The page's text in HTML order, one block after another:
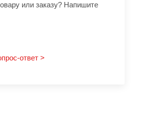
или заказу? Напишите
ответ >